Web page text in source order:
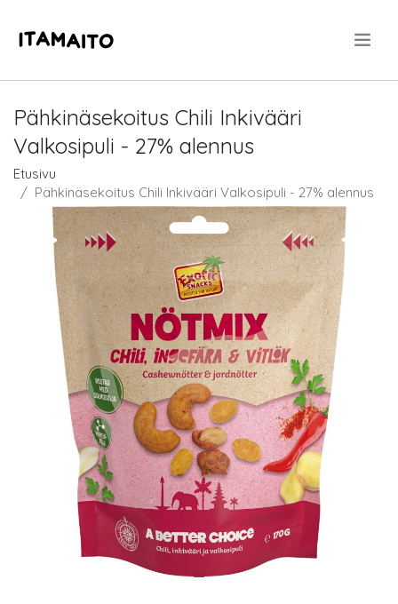
Pähkinäsekoitus Chili Inkivääri
Valkosipuli - 27% alennus
Etusivu
Pähkinäsekoitus Chili Inkivääri Valkosipuli - 27% alennus